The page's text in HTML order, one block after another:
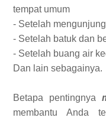
tempat umum
- Setelah
- Setelah batuk dan
- Setelah buang air
Dan lain sebagainya.
Betapa pentingnya
membantu Anda